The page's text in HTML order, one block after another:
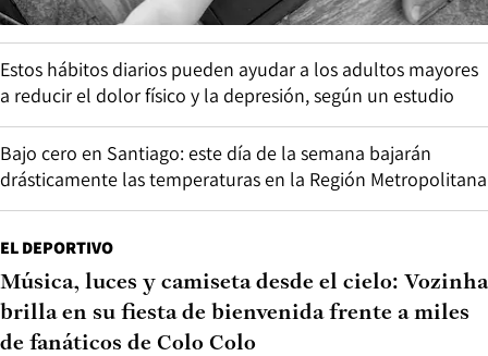
Estos hábitos diarios pueden ayudar a los adultos mayores
a reducir el dolor físico y la depresión, según un estudio
Bajo cero en Santiago: este día de la semana bajarán
drásticamente las temperaturas en la Región Metropolitana
EL DEPORTIVO
Música, luces y camiseta desde el cielo: Vozinha
brilla en su fiesta de bienvenida frente a miles
de fanáticos de Colo Colo